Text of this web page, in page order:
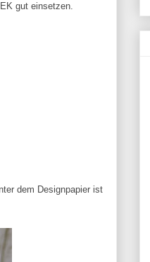
gut einsetzen.
dem Designpapier ist